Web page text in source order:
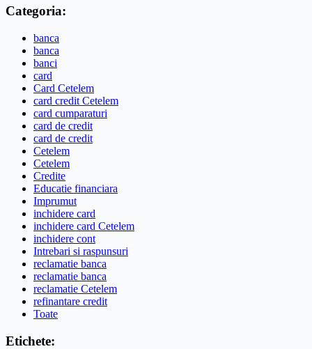
Categoria:
banca
banca
banci
card
Card Cetelem
card credit Cetelem
card cumparaturi
card de credit
card de credit
Cetelem
Cetelem
Credite
Educatie financiara
Imprumut
inchidere card
inchidere card Cetelem
inchidere cont
Intrebari si raspunsuri
reclamatie banca
reclamatie banca
reclamatie Cetelem
refinantare credit
Toate
Etichete: